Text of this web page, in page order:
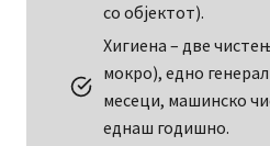
со објектот).
Хигиена – две
мокро), едно
месеци, машинско
еднаш годишно.